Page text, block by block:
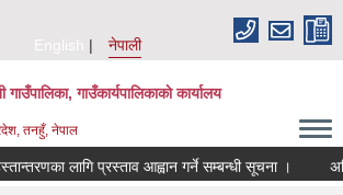
English
नेपाली
गाउँकार्यपालिकाकाे कार्यालय
तनहुँ, नेपाल
लागि प्रस्ताव आह्वान गर्ने सम्बन्धी सूचना ।